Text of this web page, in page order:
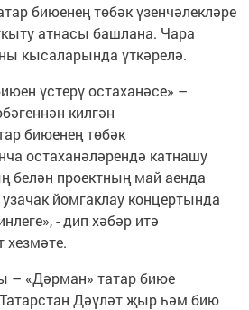
биюенең төбәк үзенчәлекләре
атнасы башлана. Чара
кысаларында үткәрелә.
үстерү остаханәсе» –
килгән
биюенең төбәк
остаханәләрендә катнашу
белән проектның май аенда
йомгаклау концертында
- дип хәбәр итә
хезмәте.
– «Дәрман» татар биюе
Дәүләт җыр һәм бию